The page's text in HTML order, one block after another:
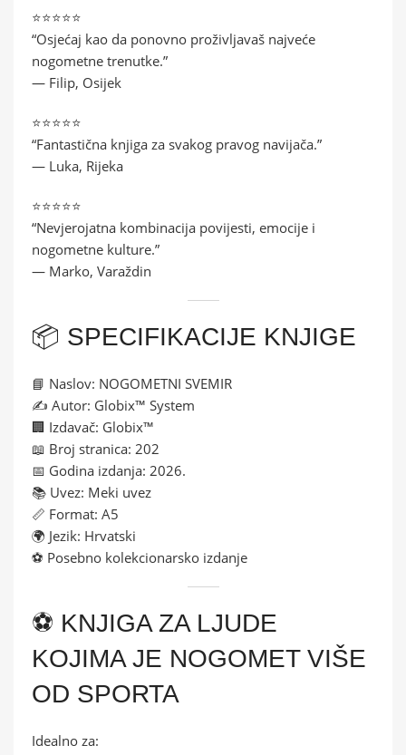
⭐⭐⭐⭐⭐
“Osjećaj kao da ponovno proživljavaš najveće
nogometne trenutke.”
— Filip, Osijek
⭐⭐⭐⭐⭐
“Fantastična knjiga za svakog pravog navijača.”
— Luka, Rijeka
⭐⭐⭐⭐⭐
“Nevjerojatna kombinacija povijesti, emocije i
nogometne kulture.”
— Marko, Varaždin
📦 SPECIFIKACIJE KNJIGE
📘 Naslov: NOGOMETNI SVEMIR
✍️ Autor: Globix™ System
🏢 Izdavač: Globix™
📖 Broj stranica: 202
📅 Godina izdanja: 2026.
📚 Uvez: Meki uvez
📏 Format: A5
🌍 Jezik: Hrvatski
⚽ Posebno kolekcionarsko izdanje
⚽ KNJIGA ZA LJUDE
KOJIMA JE NOGOMET VIŠE
OD SPORTA
Idealno za: